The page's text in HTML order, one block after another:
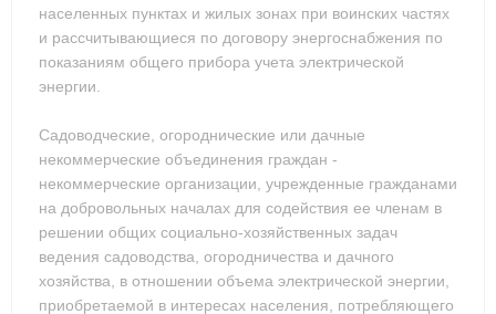
населенных пунктах и жилых зонах при воинских частях
и рассчитывающиеся по договору энергоснабжения по
показаниям общего прибора учета электрической
энергии.
Садоводческие, огороднические или дачные
некоммерческие объединения граждан -
некоммерческие организации, учрежденные гражданами
на добровольных началах для содействия ее членам в
решении общих социально-хозяйственных задач
ведения садоводства, огородничества и дачного
хозяйства, в отношении объема электрической энергии,
приобретаемой в интересах населения, потребляющего